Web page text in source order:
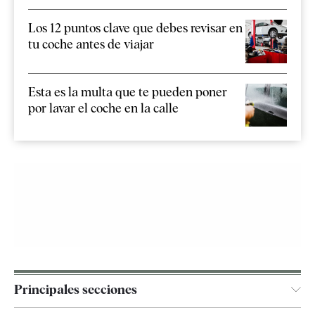
Los 12 puntos clave que debes revisar en
tu coche antes de viajar
Esta es la multa que te pueden poner
por lavar el coche en la calle
Principales secciones